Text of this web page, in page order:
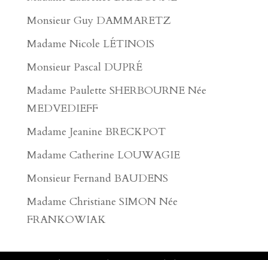
Monsieur Guy DAMMARETZ
Madame Nicole LÉTINOIS
Monsieur Pascal DUPRÉ
Madame Paulette SHERBOURNE Née
MEDVEDIEFF
Madame Jeanine BRECKPOT
Madame Catherine LOUWAGIE
Monsieur Fernand BAUDENS
Madame Christiane SIMON Née
FRANKOWIAK